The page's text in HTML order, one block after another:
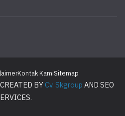
Kontak KamiSitemap
BYCv. SkgroupAND SEO